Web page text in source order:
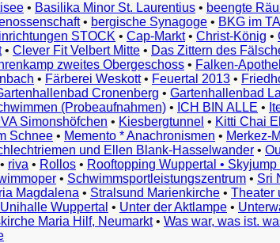
Vorbeelden
Przykłady
Ejemplos
Örnekler
Παραδείγματα
Примеры
示
例
例
예
• Basilika Minor St. Laurentius • beengte
• bergische Synagoge • BKG im
STOCK • Cap-Markt• Christ-König •
• Clever Fit Velbert Mitte • Das Zittern des
zweites Obergeschoss • Falken-
• Färberei Weskott• Feuertal 2013 •
Cronenberg • Gartenhallenbad
(Probeaufnahmen) • ICH BIN ALLE •
Simonshöfchen • Kiesbergtunnel • Kitti Chai
Schnee • Memento * Anachronismen • Merkez-
und Ellen Blank-Hasselwander •
• riva • Rollos • Rooftopping Wuppertal • Skyjump
• Schwimmsportleistungszentrum • Sri
Magdalena • Stralsund Marienkirche • Theater
Unihalle Wuppertal • Unter der Aktlampe •
Maria Hilf, Neumarkt• Was war, was ist.